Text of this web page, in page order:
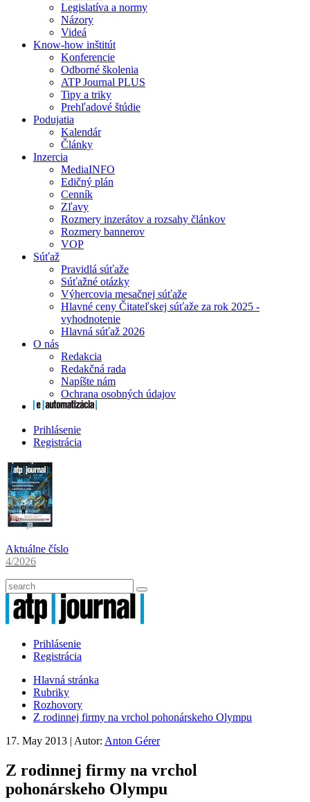
Legislatíva a normy
Názory
Videá
Know-how inštitút
Konferencie
Odborné školenia
ATP Journal PLUS
Tipy a triky
Prehľadové štúdie
Podujatia
Kalendár
Články
Inzercia
MediaINFO
Edičný plán
Cenník
Zľavy
Rozmery inzerátov a rozsahy článkov
Rozmery bannerov
VOP
Súťaž
Pravidlá súťaže
Súťažné otázky
Výhercovia mesačnej súťaže
Hlavné ceny Čitateľskej súťaže za rok 2025 -
vyhodnotenie
Hlavná súťaž 2026
O nás
Redakcia
Redakčná rada
Napíšte nám
Ochrana osobných údajov
Prihlásenie
Registrácia
Aktuálne číslo
4/2026
Prihlásenie
Registrácia
Hlavná stránka
Rubriky
Rozhovory
Z rodinnej firmy na vrchol pohonárskeho Olympu
17. May 2013 | Autor: Anton Gérer
Z rodinnej firmy na vrchol
pohonárskeho Olympu